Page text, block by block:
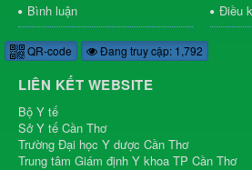
Bình luận
Điều
QR-code Đang truy cập: 1,792
LIÊN KẾT WEBSITE
Bộ Y tế
Sở Y tế Cần Thơ
Trường Đại học Y dược Cần Thơ
Trung tâm Giám định Y khoa TP Cần Thơ